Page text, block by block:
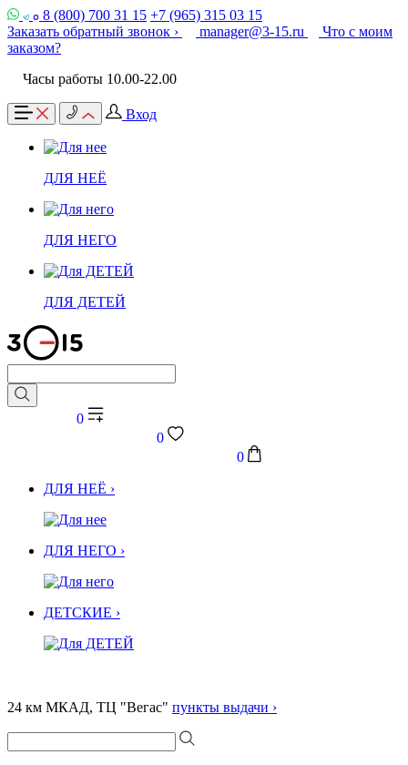
8 (800) 700 31 15 +7 (965) 315 03 15
Заказать обратный звонок ›
manager@3-15.ru
Что с моим
заказом?
Часы работы 10.00-22.00
Вход
ДЛЯ НЕЁ
ДЛЯ НЕГО
ДЛЯ ДЕТЕЙ
0
0
0
ДЛЯ НЕЁ ›
ДЛЯ НЕГО ›
ДЕТСКИЕ ›
24 км МКАД, ТЦ "Вегас" пункты выдачи ›